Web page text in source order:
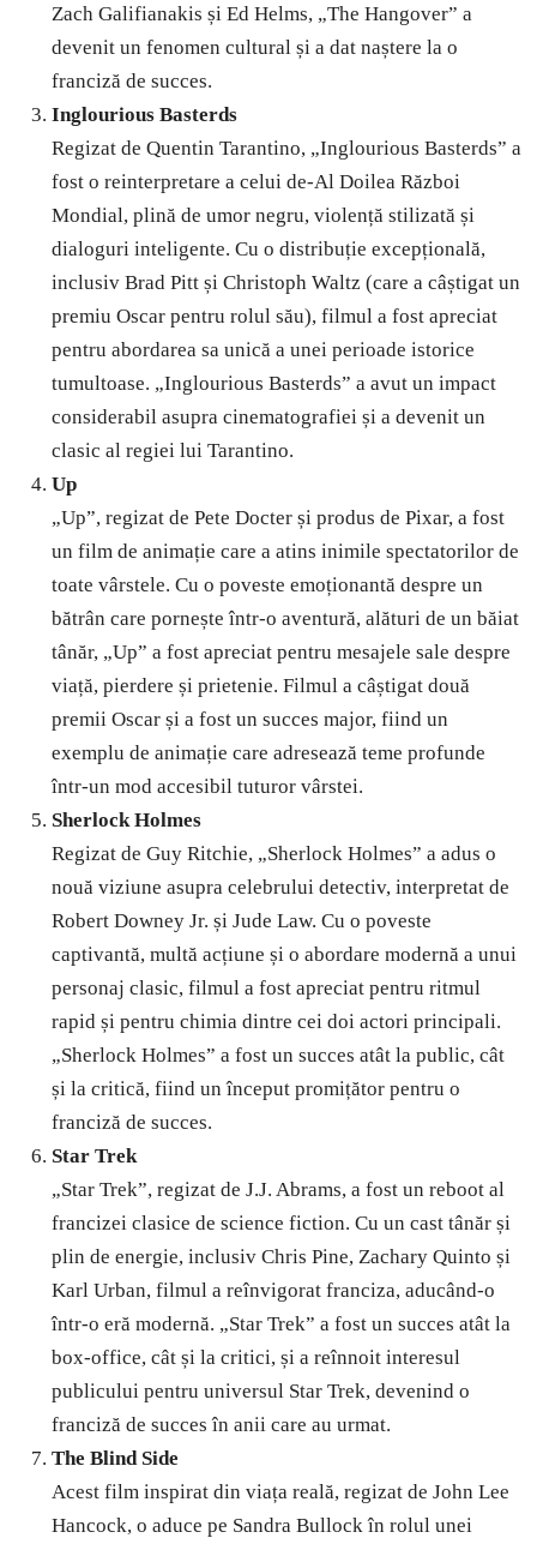
Zach Galifianakis și Ed Helms, „The Hangover” a
devenit un fenomen cultural și a dat naștere la o
franciză de succes.
Inglourious Basterds
Regizat de Quentin Tarantino, „Inglourious Basterds” a
fost o reinterpretare a celui de-Al Doilea Război
Mondial, plină de umor negru, violență stilizată și
dialoguri inteligente. Cu o distribuție excepțională,
inclusiv Brad Pitt și Christoph Waltz (care a câștigat un
premiu Oscar pentru rolul său), filmul a fost apreciat
pentru abordarea sa unică a unei perioade istorice
tumultoase. „Inglourious Basterds” a avut un impact
considerabil asupra cinematografiei și a devenit un
clasic al regiei lui Tarantino.
Up
„Up”, regizat de Pete Docter și produs de Pixar, a fost
un film de animație care a atins inimile spectatorilor de
toate vârstele. Cu o poveste emoționantă despre un
bătrân care pornește într-o aventură, alături de un băiat
tânăr, „Up” a fost apreciat pentru mesajele sale despre
viață, pierdere și prietenie. Filmul a câștigat două
premii Oscar și a fost un succes major, fiind un
exemplu de animație care adresează teme profunde
într-un mod accesibil tuturor vârstei.
Sherlock Holmes
Regizat de Guy Ritchie, „Sherlock Holmes” a adus o
nouă viziune asupra celebrului detectiv, interpretat de
Robert Downey Jr. și Jude Law. Cu o poveste
captivantă, multă acțiune și o abordare modernă a unui
personaj clasic, filmul a fost apreciat pentru ritmul
rapid și pentru chimia dintre cei doi actori principali.
„Sherlock Holmes” a fost un succes atât la public, cât
și la critică, fiind un început promițător pentru o
franciză de succes.
Star Trek
„Star Trek”, regizat de J.J. Abrams, a fost un reboot al
francizei clasice de science fiction. Cu un cast tânăr și
plin de energie, inclusiv Chris Pine, Zachary Quinto și
Karl Urban, filmul a reînvigorat franciza, aducând-o
într-o eră modernă. „Star Trek” a fost un succes atât la
box-office, cât și la critici, și a reînnoit interesul
publicului pentru universul Star Trek, devenind o
franciză de succes în anii care au urmat.
The Blind Side
Acest film inspirat din viața reală, regizat de John Lee
Hancock, o aduce pe Sandra Bullock în rolul unei